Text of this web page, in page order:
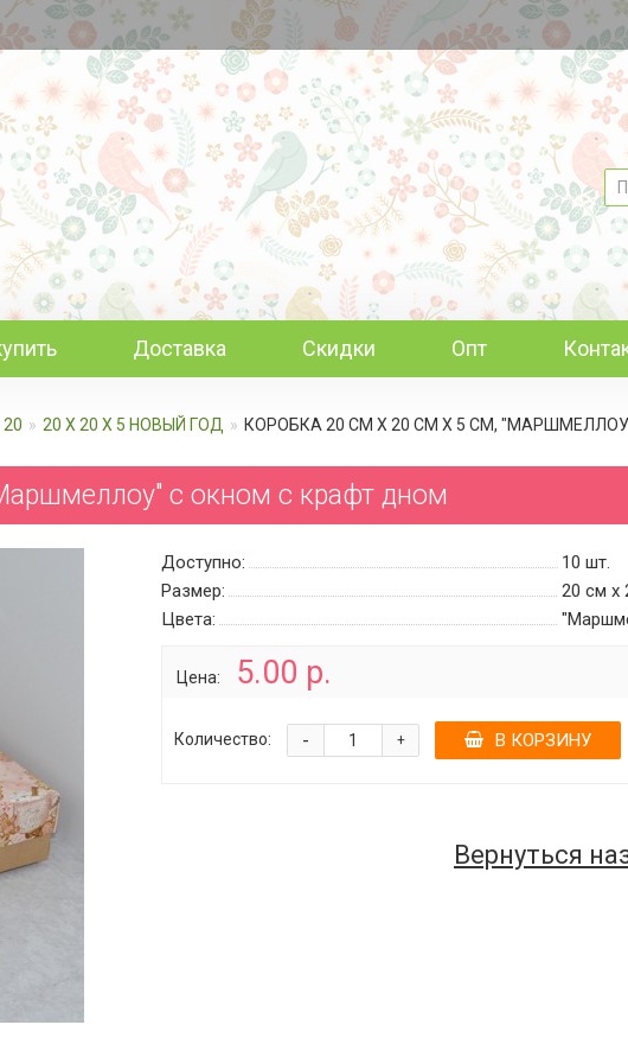
Доставка Скидки Опт
20 20 Х 20 Х 5 НОВЫЙ ГОД КОРОБКА 20 СМ Х 20 СМ Х 5 СМ,
с окном c крафт дном
Доступно: 10 шт.
Размер:
20 см х
Цвета:
Цена: 5.00 р.
Количество: +
- В КОРЗИНУ
Вернуться